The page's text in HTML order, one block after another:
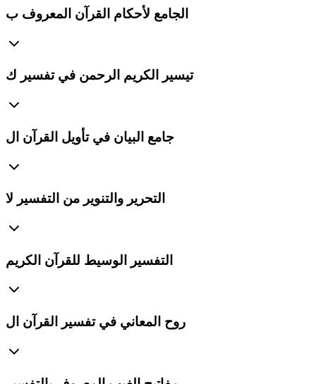
الجامع لأحكام القرآن المعروف ب
تيسير الكريم الرحمن في تفسير ك
جامع البيان في تأويل القرآن ال
التحرير والتنوير من التفسير لا
التفسير الوسيط للقرآن الكريم
روح المعاني في تفسير القرآن ال